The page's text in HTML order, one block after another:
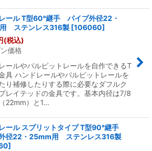
ール T型60°継手 パイプ外径22・
ステンレス316製 [106060]
(税込)
価格
ールやパルピットレールを自作できるT
具 ハンドレールやパルピットレールを
り補修したりする際に必要なダフルク
レイテッドの金具です。基本内径は7/8
22mm）と1…
ール スプリットタイプ T型90°継手
径22・25mm用 ステンレス316製
]